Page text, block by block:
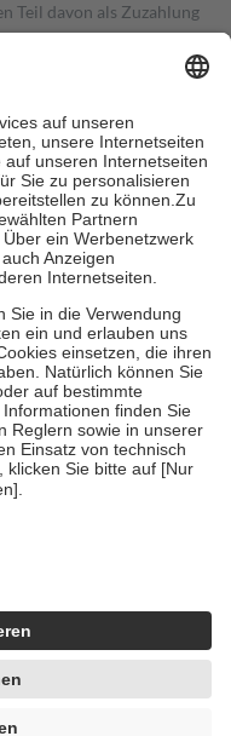
Teil davon als Zuzahlung
in Höhe von zehn
mehr als die tatsächlichen
für Online-Apotheken.
beträgt die
zehn Euro je
ihre eigene Gesundheit zu
zu unterstützen,
18. Lebensjahr
die von der
um echte Bewertungen
4419944605341
künstlicher